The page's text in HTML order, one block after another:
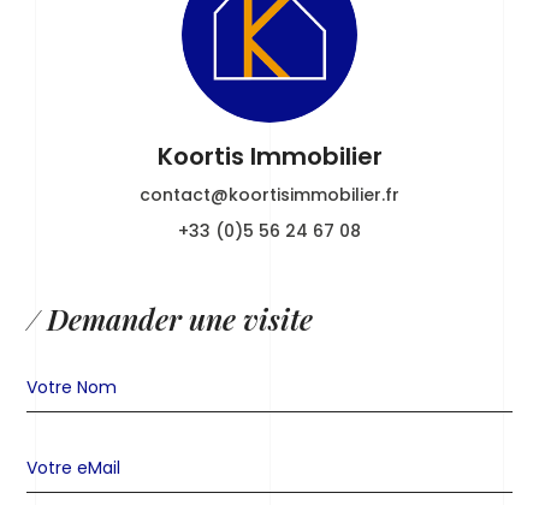
Koortis Immobilier
contact@koortisimmobilier.fr
+33 (0)5 56 24 67 08
/ Demander une visite